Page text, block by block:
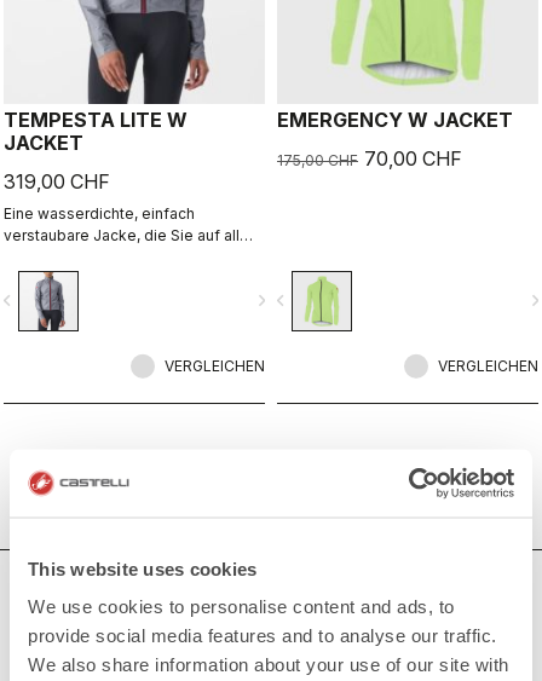
This website uses cookies
We use cookies to personalise content and ads, to
provide social media features and to analyse our traffic.
We also share information about your use of our site with
TEMPESTA LITE W
JACKET
319,00 CHF
Eine wasserdichte, einfach
verstaubare Jacke, die Sie auf all
absolut atmungsaktiv, extrem leicht
und bietet eine großartige
Passform. Perfekt bei Regen oder
zusätzlichen Schutz benötigen.
navigate_next
VERGLEICHEN
EMERGENCY W JACKET
175,00 CHF 70,00 CHF
navigate_before
VERGLEICHEN
BRAUCHEN SIE HILFE?
Wenn Sie Zweifel haben oder Unterstützung brauchen, keine
Sorge,wir sind für Sie da!